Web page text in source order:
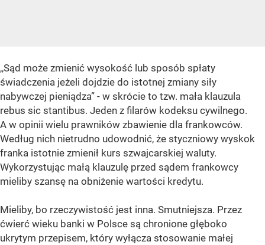
,,Sąd może zmienić wysokość lub sposób spłaty
świadczenia jeżeli dojdzie do istotnej zmiany siły
nabywczej pieniądza” - w skrócie to tzw. mała klauzula
rebus sic stantibus. Jeden z filarów kodeksu cywilnego.
A w opinii wielu prawników zbawienie dla frankowców.
Według nich nietrudno udowodnić, że styczniowy wyskok
franka istotnie zmienił kurs szwajcarskiej waluty.
Wykorzystując małą klauzulę przed sądem frankowcy
mieliby szansę na obniżenie wartości kredytu.
Mieliby, bo rzeczywistość jest inna. Smutniejsza. Przez
ćwierć wieku banki w Polsce są chronione głęboko
ukrytym przepisem, który wyłącza stosowanie małej